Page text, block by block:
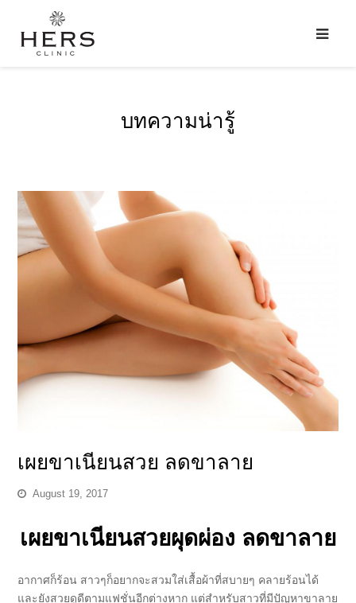
บทความน่ารู้
เผยขาเนียนสวย ลดขาลาย
August 19, 2017
เผยขาเนียนสวยผุดผ่อง ลดขาลาย
อากาศก็ร้อน สาวๆก็อยากจะสวมใส่เสื้อผ้าที่สบายๆ คลายร้อนได้
และยังสวยดูดีตามแฟชั่นอีกต่างหาก แต่สำหรับสาวที่มีปัญหาขาลาย